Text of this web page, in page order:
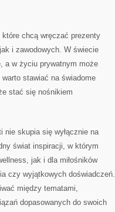
chcą wręczać prezenty
i zawodowych. W świecie
a w życiu prywatnym może
stawiać na świadome
stać się nośnikiem
skupia się wyłącznie na
świat inspiracji, w którym
jak i dla miłośników
czy wyjątkowych doświadczeń.
między tematami,
dopasowanych do swoich